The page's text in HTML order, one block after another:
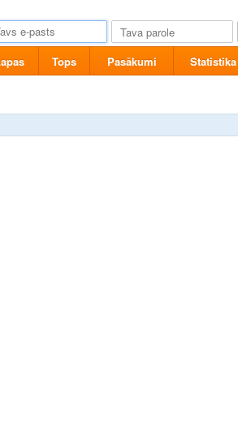
Tops Pasākumi Statistika